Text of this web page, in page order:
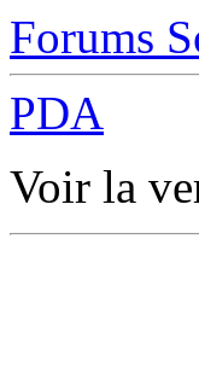
Forums
PDA
Voir la